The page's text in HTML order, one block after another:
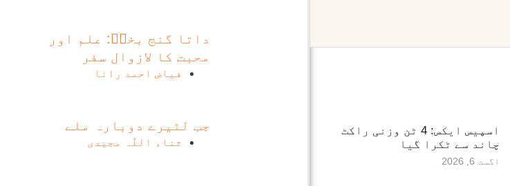
اسپیس ایکس: 4 ٹن وزنی راکٹ
چاند سے ٹکرا گیا
اگست 6, 2026
داتا گنج بخشؒ: علم اور
محبت کا لازوال سفر
فیاض احمد رانا
جب لٹیرے دوبارہ ملے
ثناء اللّٰہ مجیدی